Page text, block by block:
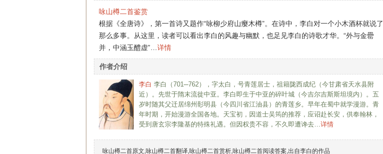
咏山樽二首鉴赏
根据《全唐诗》，第一首诗又题作“咏柳少府山瘿木樽”。在诗中，李白对一个小木酒杯就说了
那么多事。从这里，读者可以看出李白的风趣与幽默，也足见李白的诗歌才华。“外与金罍
并，中涵玉醴虚”… 详情
作者介绍
李白 李白（701─762），字太白，号青莲居士，祖籍陇西成纪（今甘肃省天水县附
近）。先世于隋末流徙中亚。李白即生于中亚的碎叶城（今吉尔吉斯斯坦境内）。五
岁时随其父迁居绵州彰明县（今四川省江油县）的青莲乡。早年在蜀中就学漫游。青
年时期，开始漫游全国各地。天宝初，因道士吴筠的推荐，应诏赴长安，供奉翰林，
受到唐玄宗李隆基的特殊礼遇。但因权贵不容，不久即遭谗去…详情
咏山樽二首原文,咏山樽二首翻译,咏山樽二首赏析,咏山樽二首阅读答案,出自李白的作品